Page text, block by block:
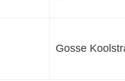
Gosse